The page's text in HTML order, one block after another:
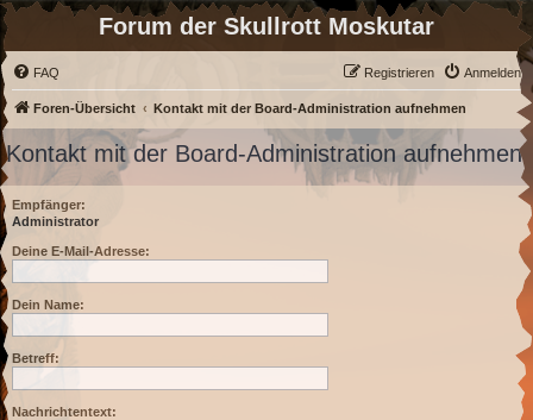
Forum der Skullrott Moskutar
FAQ Anmelden
Registrieren
Foren-Übersicht Kontakt mit der Board-Administration aufnehmen
Kontakt mit der Board-Administration aufnehmen
Empfänger:
Administrator
Deine E-Mail-Adresse:
Dein Name:
Betreff:
Nachrichtentext: